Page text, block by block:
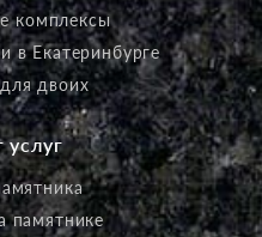
комплексы
в Екатеринбурге
двоих
услуг
памятнике